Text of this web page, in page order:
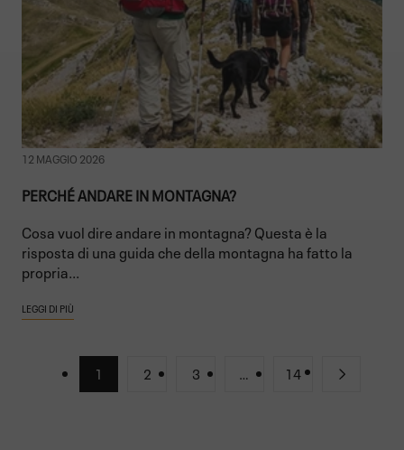
12 MAGGIO 2026
PERCHÉ ANDARE IN MONTAGNA?
Cosa vuol dire andare in montagna? Questa è la
risposta di una guida che della montagna ha fatto la
propria...
LEGGI DI PIÙ
1 2 3 … 14